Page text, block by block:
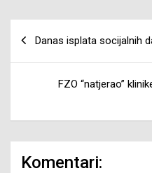
Danas isplata socijalnih
FZO “natjerao”
Komentari: